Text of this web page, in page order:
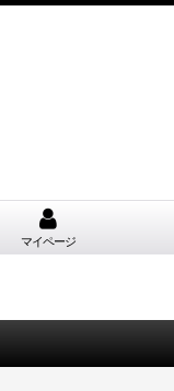
マイページ